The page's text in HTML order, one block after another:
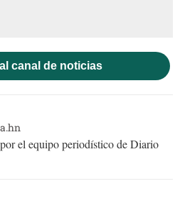
canal de noticias
el equipo periodístico de Diario